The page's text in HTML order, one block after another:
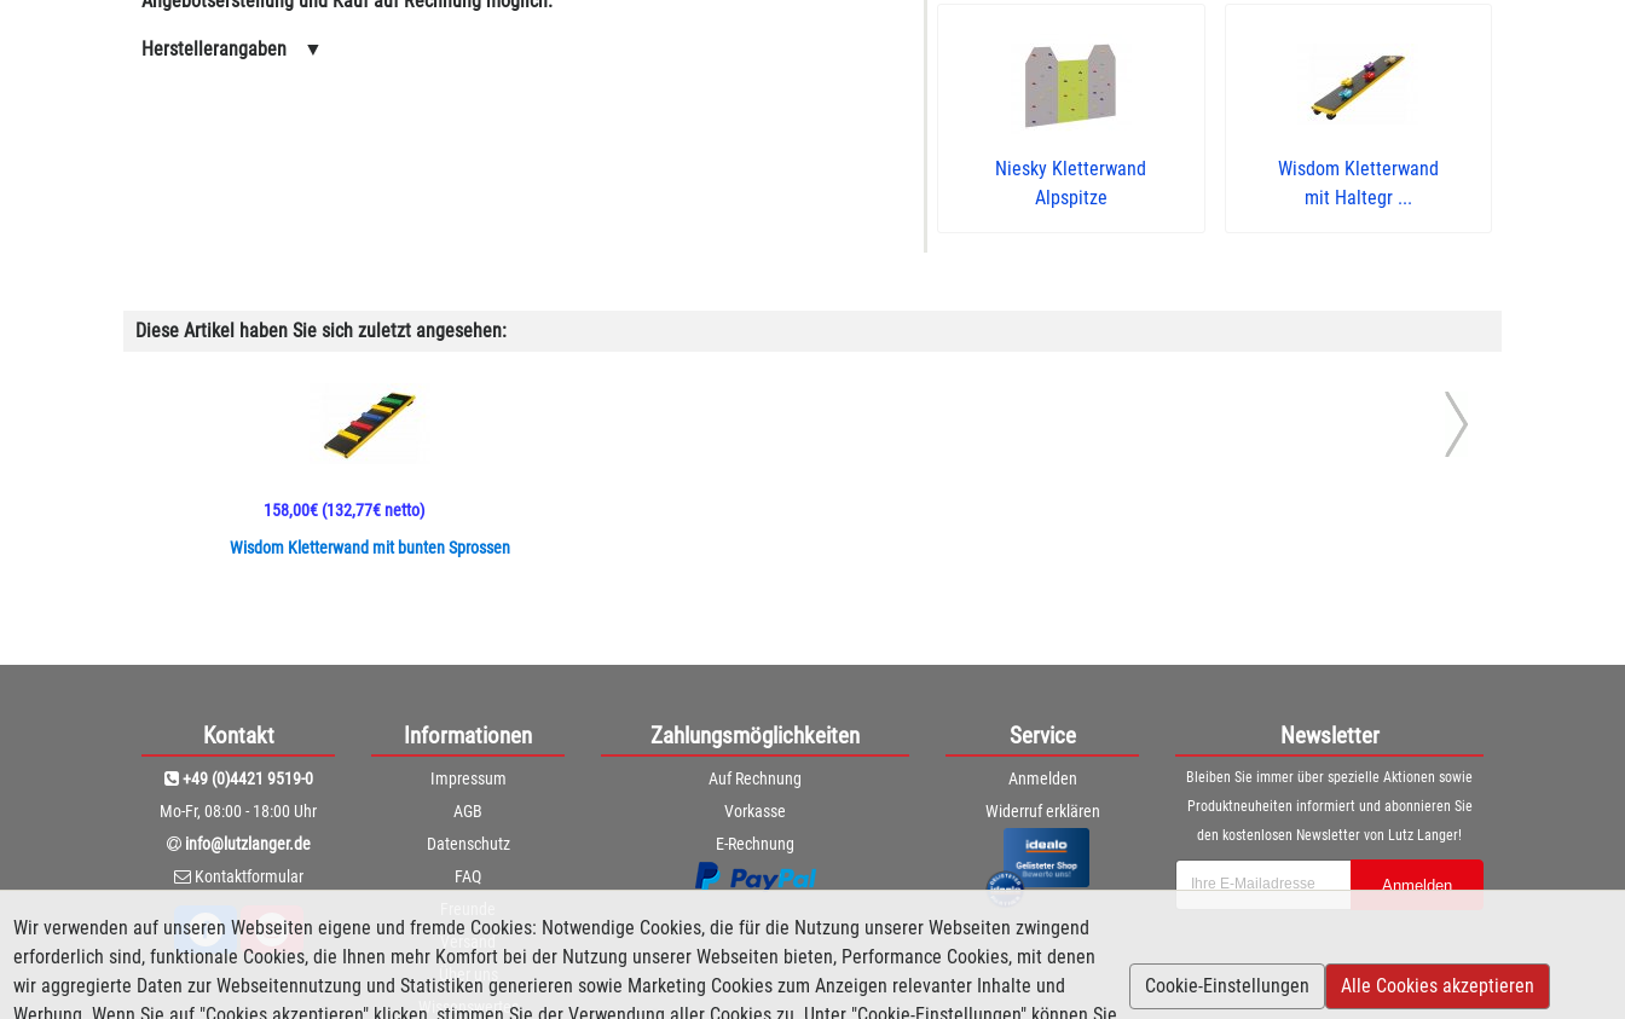
Wir verwenden auf unseren Webseiten eigene und fremde Cookies: Notwendige Cookies, die für die Nutzung unserer Webseiten zwingend
erforderlich sind, funktionale Cookies, die Ihnen mehr Komfort bei der Nutzung unserer Webseiten bieten, Performance Cookies, mit denen
wir aggregierte Daten zur Webseitennutzung und Statistiken generieren sowie Marketing Cookies zum Anzeigen relevanter Inhalte und
Cookie-Einstellungen Alle Cookies akzeptieren
Herstellerangaben ▼
Niesky Kletterwand
Alpspitze
Wisdom Kletterwand
mit Haltegr ...
Diese Artikel haben Sie sich zuletzt angesehen:
Wisdom Kletterwand mit bunten Sprossen
158,00€(132,77€ netto)
Kontakt
+49 (0)4421 9519-0
Mo-Fr, 08:00 - 18:00 Uhr
info@lutzlanger.de
Kontaktformular
Informationen
Impressum
AGB
Datenschutz
FAQ
Versand
Über uns
Wissenswertes
Zahlungsmöglichkeiten
Auf Rechnung
Vorkasse
E-Rechnung
Service
Anmelden
Widerruf erklären
Newsletter
Bleiben Sie immer über spezielle Aktionen sowie
Produktneuheiten informiert und abonnieren Sie
den kostenlosen Newsletter von Lutz Langer!
Anmelden